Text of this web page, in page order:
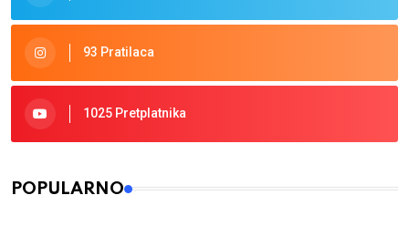
93 Pratilaca
1025 Pretplatnika
POPULARNO